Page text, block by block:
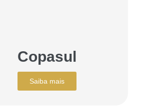
Copasul
Saiba mais